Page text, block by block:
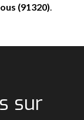
(91320)
sur